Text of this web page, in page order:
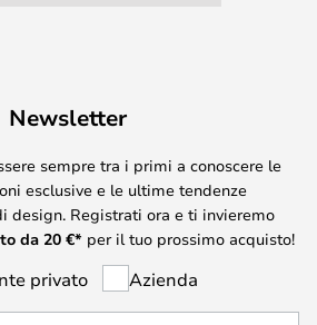
Newsletter
sempre tra i primi a conoscere le
esclusive e le ultime tendenze
design. Registrati ora e ti invieremo
da 20 €* per il tuo prossimo acquisto!
privato Azienda